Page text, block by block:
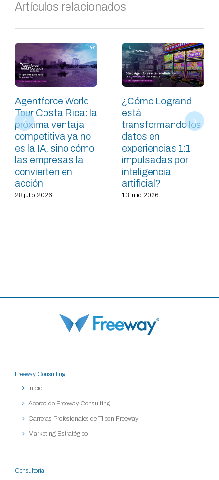
Artículos relacionados
Agentforce World
Tour Costa Rica: la
próxima ventaja
competitiva ya no
es la IA, sino cómo
las empresas la
convierten en
acción
28 julio 2026
¿Cómo Logrand
está
transformando los
datos en
experiencias 1:1
impulsadas por
inteligencia
artificial?
13 julio 2026
Freeway Consulting
Inicio
Acerca de Freeway Consulting
Carreras Profesionales de TI con Freeway
Marketing Estratégico
Consultoría